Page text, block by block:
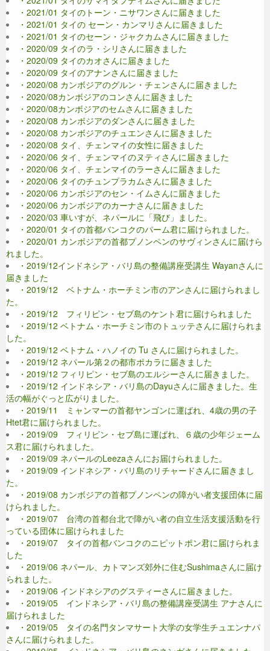
・2021/01 タイのトーン・ニサワンさんに届きました
・2021/01 タイの セーン・カンマリさんに届きました
・2021/01 タイのセーン・ジャクカムさんに届きました
・2020/09 タイのラ・シリさんに届きました
・2020/09 タイのカオさんに届きました
・2020/09 タイのアナンさんに届きました
・2020/08 カンボジアのグルン・チェンさんに届きました
・2020/08カンボジアのコンさんに届きました
・2020/08カンボジアのセムさんに届きました
・2020/08 カンボジアのダンさんに届きました
・2020/08 カンボジアのチュエンさんに届きました
・2020/08 タイ、チェンマイの女性に届きました
・2020/06 タイ、チェンマイのヌティさんに届きました
・2020/06 タイ、チェンマイのラーさんに届きました
・2020/06 タイのチュンプラカムさんに届きました
・2020/06 カンボジアのセン・イムさんに届きました
・2020/06 カンボジアのカーナさんに届きました
・2020/03 車いすが、ネパールに「飛び」ました。
・2020/01 タイの首都バンコクのパーム君に届けられました。
・2020/01 カンボジアの首都プノンペンのサヴィンさんに届けら
れました。
・2019/12インドネシア・バリ島の整備講座受講生 Wayanさんに
届きました
・2019/12 ベトナム・ホーチミン市のアンさんに届けられまし
た。
・2019/12 フィリピン・セブ島のケント君に届けられました
・2019/12 ベトナム・ホーチミン市のトュッテさんに届けられま
した。
・2019/12 ベトナム・ハノイの Tu さんに届けられました。
・2019/12 ネパール第２の都市ポカラに届きました
・2019/12 フィリピン・セブ島のエルシーさんに届きました。
・2019/12 インドネシア・バリ島のDayuさんに届きました。生
活の幅がぐっと広がりました。
・2019/11 ミャンマーの首都ヤンゴンに運ばれ、4歳の男の子
Htet君に届けられました。
・2019/09 フィリピン・セブ島に運ばれ、６歳の少年ジェーム
ス君に届けられました。
・2019/09 ネパールのLeezaさんにお届けられました。
・2019/09 インドネシア・バリ島のリチャードさんに届きまし
た。
・2019/08 カンボジアの首都プノンペンの障がい者支援団体に届
けられました。
・2019/07 台湾の首都台北で障がい者の自立生活支援活動を行
っている団体に届けられました
・2019/07 タイの首都バンコクのニピットポン君に届けられま
した
・2019/06 ネパール、カトマンズ郊外に住むSushimaさんに届け
られました。
・2019/06 インドネシアのグスティーさんに届きました。
・2019/05 インドネシア・バリ島の整備講座受講生 アナさんに
届けられました
・2019/05 タイの名門タンマサート大学の女学生チュエンナパ
さんに届けられました。